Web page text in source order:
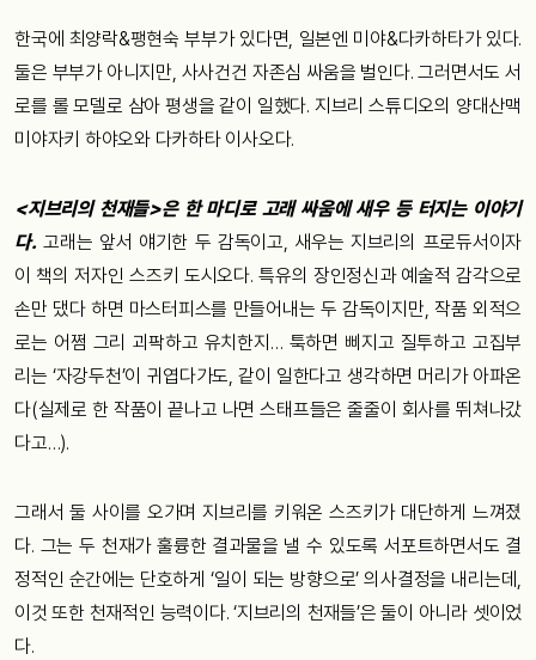
한국에 최양락&팽현숙 부부가 있다면, 일본엔 미야&다카하타가 있다.
둘은 부부가 아니지만, 사사건건 자존심 싸움을 벌인다. 그러면서도 서
로를 롤 모델로 삼아 평생을 같이 일했다. 지브리 스튜디오의 양대산맥
미야자키 하야오와 다카하타 이사오다.
<지브리의 천재들>은 한 마디로 고래 싸움에 새우 등 터지는 이야기
다. 고래는 앞서 얘기한 두 감독이고, 새우는 지브리의 프로듀서이자
이 책의 저자인 스즈키 도시오다. 특유의 장인정신과 예술적 감각으로
손만 댔다 하면 마스터피스를 만들어내는 두 감독이지만, 작품 외적으
로는 어쩜 그리 괴팍하고 유치한지… 툭하면 삐지고 질투하고 고집부
리는 ‘자강두천’이 귀엽다가도, 같이 일한다고 생각하면 머리가 아파온
다(실제로 한 작품이 끝나고 나면 스태프들은 줄줄이 회사를 뛰쳐나갔
다고…).
그래서 둘 사이를 오가며 지브리를 키워온 스즈키가 대단하게 느껴졌
다. 그는 두 천재가 훌륭한 결과물을 낼 수 있도록 서포트하면서도 결
정적인 순간에는 단호하게 ‘일이 되는 방향으로’ 의사결정을 내리는데,
이것 또한 천재적인 능력이다. ‘지브리의 천재들’은 둘이 아니라 셋이었
다.